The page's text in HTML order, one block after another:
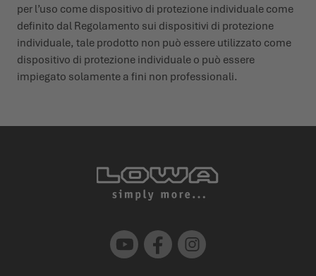
per l’uso come dispositivo di protezione individuale come
definito dal Regolamento sui dispositivi di protezione
individuale, tale prodotto non può essere utilizzato come
dispositivo di protezione individuale o può essere
impiegato solamente a fini non profes­sionali.
Youtube Facebook Instagram